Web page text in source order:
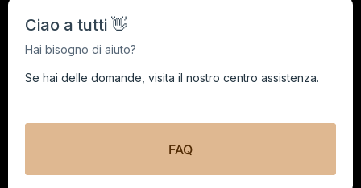
Termini e Condizioni
Privacy
Black Week Concorso a premi